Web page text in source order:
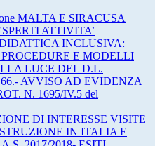
MALTA E SIRACUSA
ATTIVITA’
INCLUSIVA:
E MODELLI
LUCE DEL D.L.
66.- AVVISO AD EVIDENZA
N. 1695/IV.5 del
DI INTERESSE VISITE
IN ITALIA E